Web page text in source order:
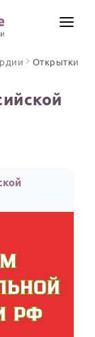
Открытки